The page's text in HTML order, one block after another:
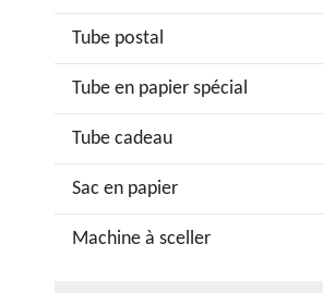
Tube postal
Tube en papier spécial
Tube cadeau
Sac en papier
Machine à sceller